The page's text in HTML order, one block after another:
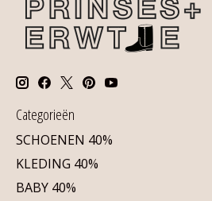
Categorieën
SCHOENEN 40%
KLEDING 40%
BABY 40%